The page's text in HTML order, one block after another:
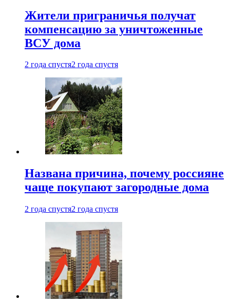
Жители приграничья получат
компенсацию за уничтоженные
ВСУ дома
2 года спустя2 года спустя
Названа причина, почему россияне
чаще покупают загородные дома
2 года спустя2 года спустя